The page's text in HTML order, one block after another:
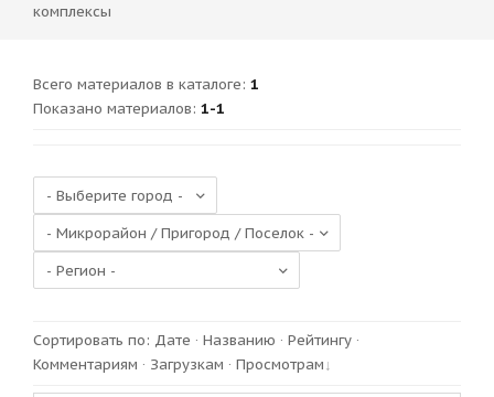
комплексы
Всего материалов в каталоге: 1
Показано материалов: 1-1
Сортировать по: Дате · Названию · Рейтингу ·
Комментариям · Загрузкам · Просмотрам